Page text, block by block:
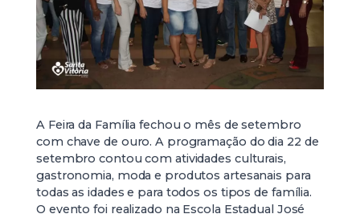
A Feira da Família fechou o mês de setembro
com chave de ouro. A programação do dia 22 de
setembro contou com atividades culturais,
gastronomia, moda e produtos artesanais para
todas as idades e para todos os tipos de família.
O evento foi realizado na Escola Estadual José